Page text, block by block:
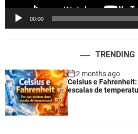
00:00
TRENDING
2 months ago
Celsius e
escalas de